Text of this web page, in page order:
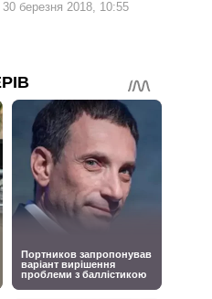
30 березня 2018, 10:55